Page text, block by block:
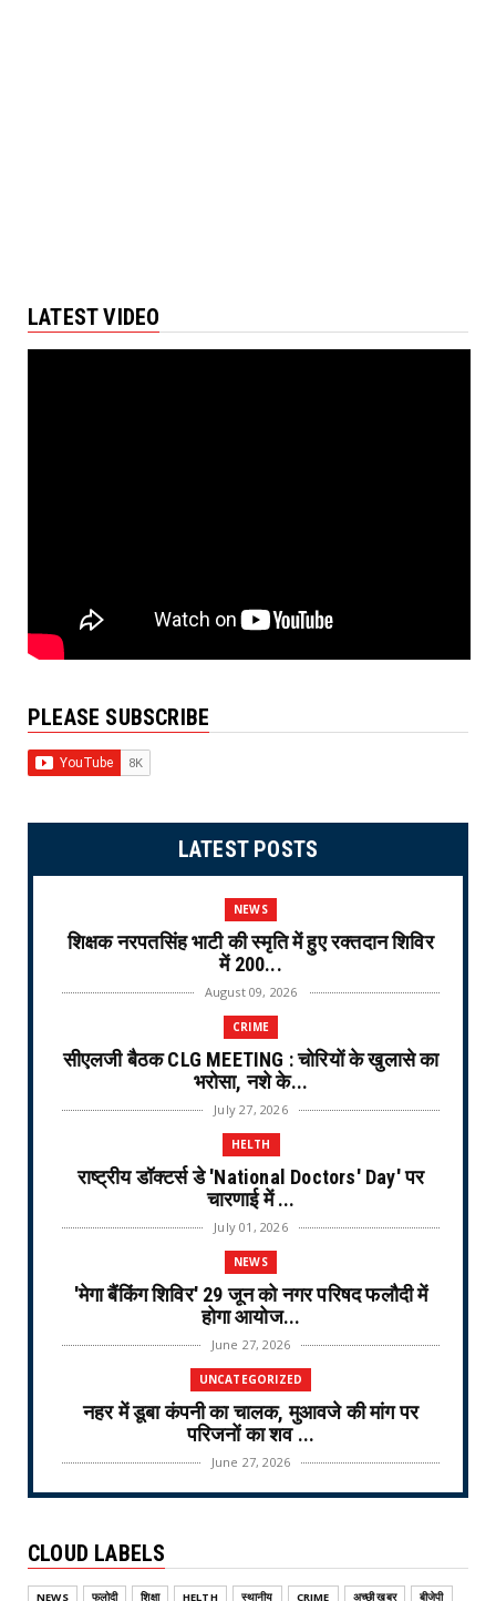
LATEST VIDEO
PLEASE SUBSCRIBE
LATEST POSTS
NEWS
शिक्षक नरपतसिंह भाटी की स्मृति में हुए रक्तदान शिविर
में 200...
August 09, 2026
CRIME
सीएलजी बैठक CLG MEETING : चोरियों के खुलासे का
भरोसा, नशे के...
July 27, 2026
HELTH
राष्ट्रीय डॉक्टर्स डे 'National Doctors' Day' पर
चारणाई में ...
July 01, 2026
NEWS
'मेगा बैंकिंग शिविर' 29 जून को नगर परिषद फलौदी में
होगा आयोज...
June 27, 2026
UNCATEGORIZED
नहर में डूबा कंपनी का चालक, मुआवजे की मांग पर
परिजनों का शव ...
June 27, 2026
NEWS
CLOUD LABELS
NEWS फलोदी शिक्षा HELTH स्थानीय CRIME अच्छी खबर
बीजेपी